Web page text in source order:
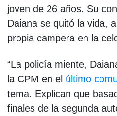
joven de 26 años. Su
Daiana se quitó la vida,
propia campera en la
“La policía miente,
la CPM en el último
tema. Explican que
finales de la segunda